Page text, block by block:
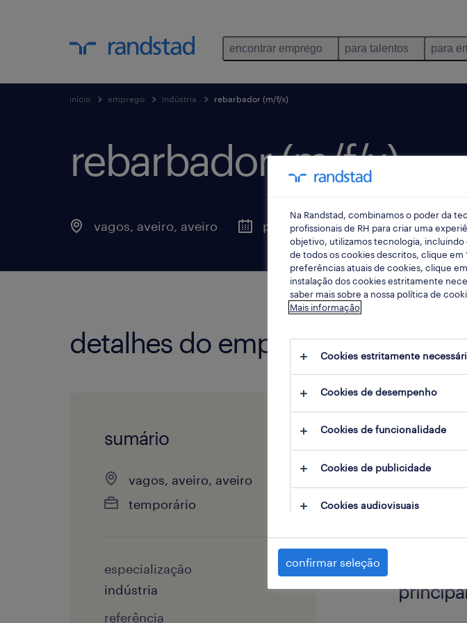
encontrar emprego para talentos para
início emprego indústria rebarbador (m/f/x)
rebarbador (m/f/x).
vagos, aveiro, aveiro publicado há 2 dias termina
detalhes do emprego
sumário
vagos, aveiro, aveiro
temporário
especialização
indústria
referência
Estamos
industrial
Na Randstad, combinamos o poder da
profissionais de RH para criar uma
objetivo, utilizamos tecnologia,
de todos os cookies descritos, clique em
preferências atuais de cookies, clique
instalação dos cookies estritamente
saber mais sobre a nossa política de
Mais informação
Cookies estritamente
Cookies de desempenho
Cookies de funcionalidade
Cookies de publicidade
Cookies audiovisuais
confirmar seleção